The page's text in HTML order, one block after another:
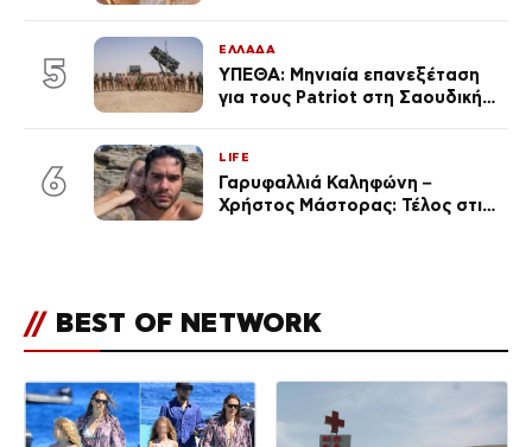
καθεμία…» (Βίντεο)
5
ΕΛΛΑΔΑ
ΥΠΕΘΑ: Μηνιαία επανεξέταση
για τους Patriot στη Σαουδική
6
LIFE
Γαρυφαλλιά Καληφώνη –
Χρήστος Μάστορας: Τέλος στις
// BEST OF NETWORK